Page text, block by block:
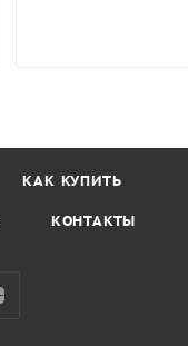
КАК КУПИТЬ
КОНТАКТЫ